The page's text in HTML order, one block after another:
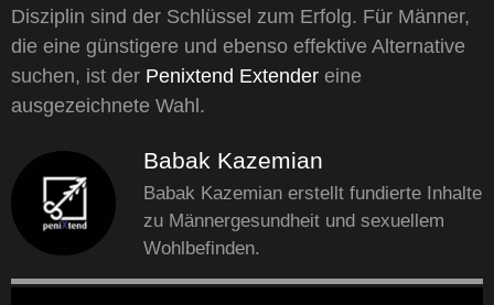
Babak Kazemian
Babak Kazemian erstellt fundierte Inhalte
zu Männergesundheit und sexuellem
Wohlbefinden.
Disziplin sind der Schlüssel zum Erfolg. Für Männer,
die eine günstigere und ebenso effektive Alternative
suchen, ist der Penixtend Extender eine
ausgezeichnete Wahl.